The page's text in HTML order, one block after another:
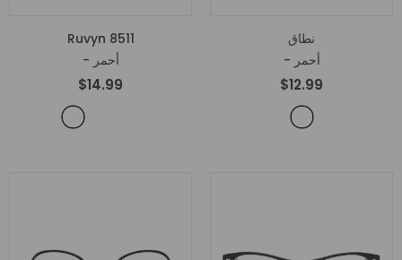
Ruvyn 8511
- أحمر
$14.99
نطاق
- أحمر
$12.99